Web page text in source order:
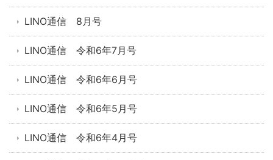
LINO通信 8月号
LINO通信 令和6年7月号
LINO通信 令和6年6月号
LINO通信 令和6年5月号
LINO通信 令和6年4月号